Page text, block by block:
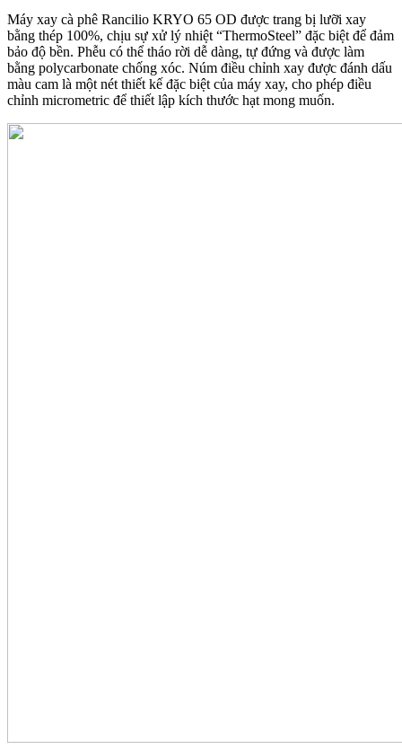
Máy xay cà phê Rancilio KRYO 65 OD được trang bị lưỡi xay
bằng thép 100%, chịu sự xử lý nhiệt “ThermoSteel” đặc biệt để đảm
bảo độ bền. Phễu có thể tháo rời dễ dàng, tự đứng và được làm
bằng polycarbonate chống xóc. Núm điều chỉnh xay được đánh dấu
màu cam là một nét thiết kế đặc biệt của máy xay, cho phép điều
chỉnh micrometric để thiết lập kích thước hạt mong muốn.